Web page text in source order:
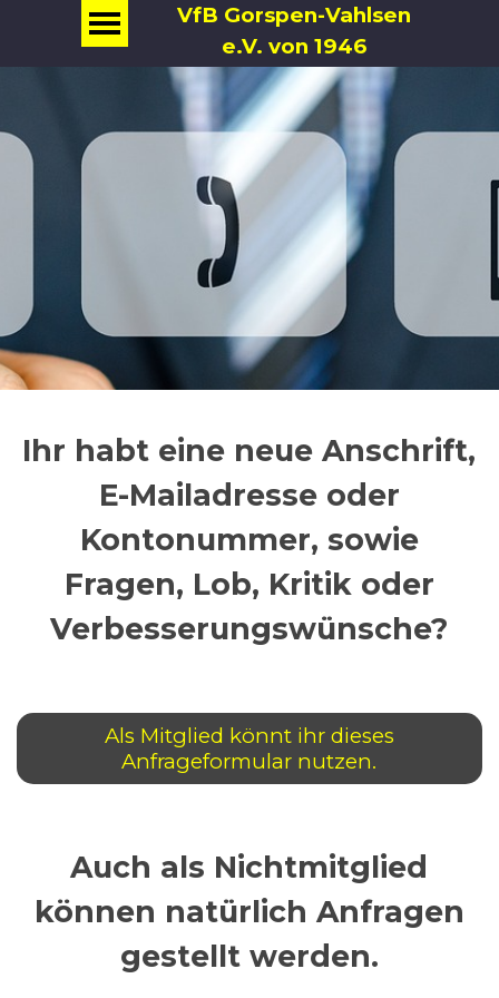
VfB Gorspen-Vahlsen
e.V. von 1946
Ihr habt eine neue Anschrift,
E-Mailadresse oder
Kontonummer, sowie
Fragen, Lob, Kritik oder
Verbesserungswünsche?
Als Mitglied könnt ihr dieses
Anfrageformular nutzen.
Auch als Nichtmitglied
können natürlich Anfragen
gestellt werden.